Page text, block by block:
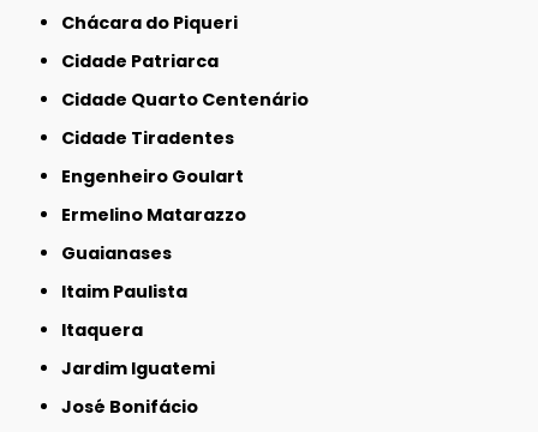
Chácara do Piqueri
Cidade Patriarca
Cidade Quarto Centenário
Cidade Tiradentes
Engenheiro Goulart
Ermelino Matarazzo
Guaianases
Itaim Paulista
Itaquera
Jardim Iguatemi
José Bonifácio